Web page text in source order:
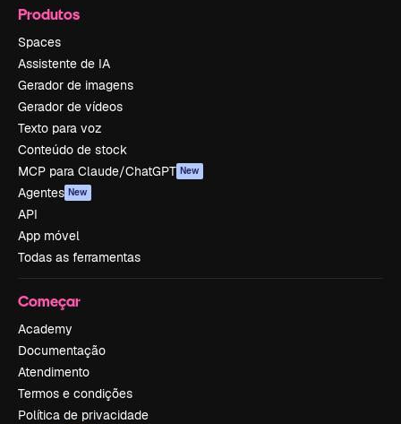
Produtos
Spaces
Assistente de IA
Gerador de imagens
Gerador de vídeos
Texto para voz
Conteúdo de stock
MCP para Claude/ChatGPT New
Agentes New
API
App móvel
Todas as ferramentas
Começar
Academy
Documentação
Atendimento
Termos e condições
Política de privacidade